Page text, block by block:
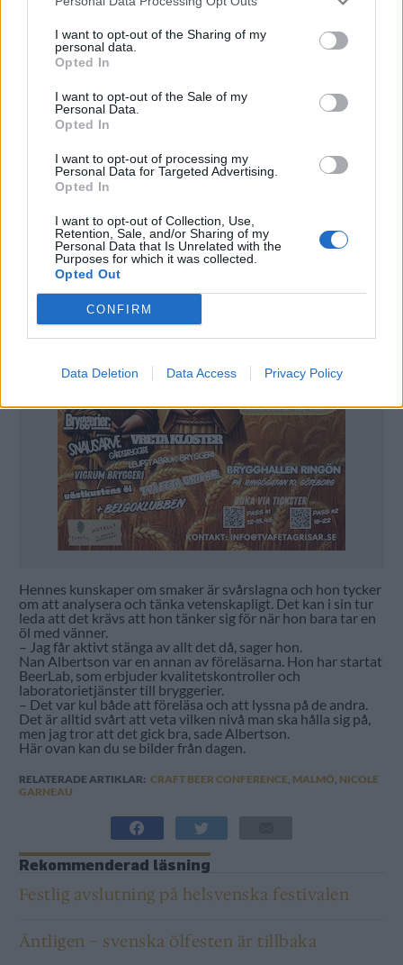
I want to opt-out of the Sharing of my
personal data.
Opted In
I want to opt-out of the Sale of my
Personal Data.
Opted In
I want to opt-out of processing my
Personal Data for Targeted Advertising.
Opted In
I want to opt-out of Collection, Use,
Retention, Sale, and/or Sharing of my
Personal Data that Is Unrelated with the
Purposes for which it was collected.
Opted Out
CONFIRM
Data Deletion Data Access Privacy Policy
under Craft Beer Conference i Malmö. Utöver en massa
kunskaper fick deltagarna också vara med om en mat-
och ölprovning.
Konferensen har blivit ett populärt avbrott i vardagen för
många inom den svenska ölbranschen. Dr Nicole Garneau
människans smaker.
– Jag vill att folk ska lära sig om sig själva och deras smaker.
När jag pratar med bryggare vill jag att de ska lära sig
Utöver sitt föredrag höll hon också i en utbildande mat-
och ölprovning där deltagarna fick lära sig mer. Hennes mål
med det var att bryggerierna i större utsträckning ska hålla
sådana provningar.
– Det var varit en fantastiskt dag med väldigt bra deltagare.
Det finns en passion och en nyfikenhet, sade Garneau.
Hennes kunskaper om smaker är svårslagna och hon tycker
om att analysera och tänka vetenskapligt. Det kan i sin tur
leda att det krävs att hon tänker sig för när hon bara tar en
öl med vänner.
– Jag får aktivt stänga av allt det då, sager hon.
Nan Albertson var en annan av föreläsarna. Hon har startat
BeerLab, som erbjuder kvalitetskontroller och
laboratorietjänster till bryggerier.
– Det var kul både att föreläsa och att lyssna på de andra.
Det är alltid svårt att veta vilken nivå man ska hålla sig på,
men jag tror att det gick bra, sade Albertson.
Här ovan kan du se bilder från dagen.
RELATERADE ARTIKLAR: CRAFT BEER CONFERENCE, MALMÖ, NICOLE
GARNEAU
Rekommenderad läsning
Festlig avslutning på helsvenska festivalen
Äntligen – svenska ölfesten är tillbaka